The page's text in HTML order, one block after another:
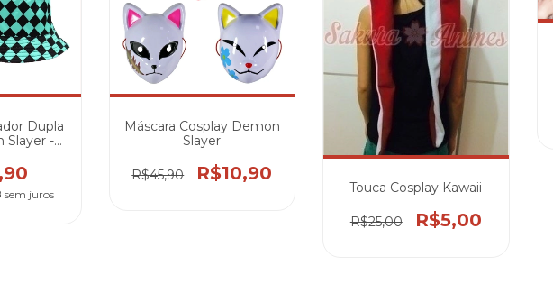
Dupla
Slayer -
sem juros
Máscara Cosplay Demon
Slayer
R$45,90 R$10,90
Touca Cosplay Kawaii
R$25,00 R$5,00